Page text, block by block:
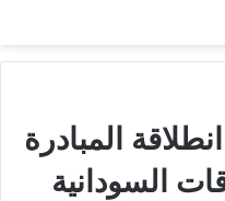
المبادرة
السودانية